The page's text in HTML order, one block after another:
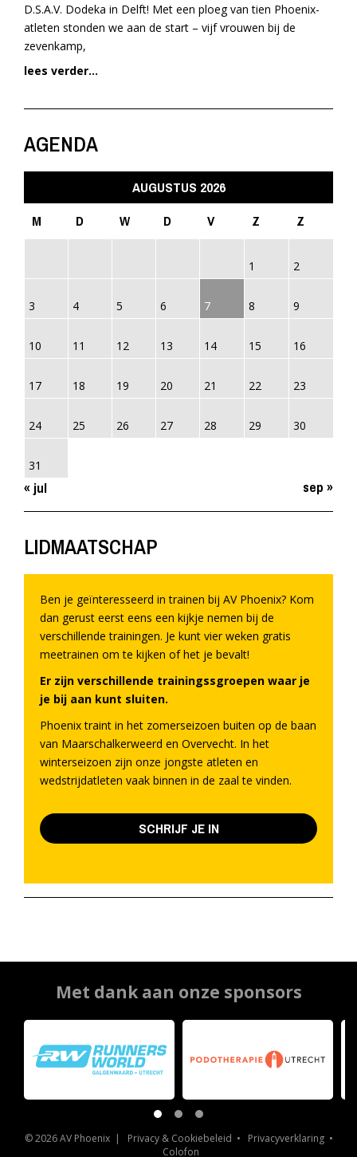
D.S.A.V. Dodeka in Delft! Met een ploeg van tien Phoenix-
atleten stonden we aan de start – vijf vrouwen bij de
zevenkamp,
lees verder...
AGENDA
AUGUSTUS 2026
M
D W D V Z Z
1 2
3 4 5 6 7 8 9
10 11 12 13 14 15 16
17 18 19 20 21 22 23
24 25 26 27 28 29 30
31
« jul sep »
LIDMAATSCHAP
Ben je geïnteresseerd in trainen bij AV Phoenix? Kom
dan gerust eerst eens een kijkje nemen bij de
verschillende trainingen. Je kunt vier weken gratis
meetrainen om te kijken of het je bevalt!
Er zijn verschillende trainingssgroepen waar je
je bij aan kunt sluiten.
Phoenix traint in het zomerseizoen buiten op de baan
van Maarschalkerweerd en Overvecht. In het
winterseizoen zijn onze jongste atleten en
wedstrijdatleten vaak binnen in de zaal te vinden.
SCHRIJF JE IN
Met dank aan onze sponsors
© 2026 AV Phoenix | Privacy & Cookiebeleid • Privacyverklaring•
Colofon